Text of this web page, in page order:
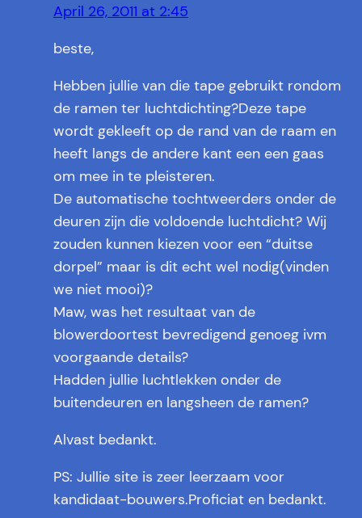
April 26, 2011 at 2:45
beste,
Hebben jullie van die tape gebruikt rondom
de ramen ter luchtdichting?Deze tape
wordt gekleeft op de rand van de raam en
heeft langs de andere kant een een gaas
om mee in te pleisteren.
De automatische tochtweerders onder de
deuren zijn die voldoende luchtdicht? Wij
zouden kunnen kiezen voor een “duitse
dorpel” maar is dit echt wel nodig(vinden
we niet mooi)?
Maw, was het resultaat van de
blowerdoortest bevredigend genoeg ivm
voorgaande details?
Hadden jullie luchtlekken onder de
buitendeuren en langsheen de ramen?
Alvast bedankt.
PS: Jullie site is zeer leerzaam voor
kandidaat-bouwers.Proficiat en bedankt.